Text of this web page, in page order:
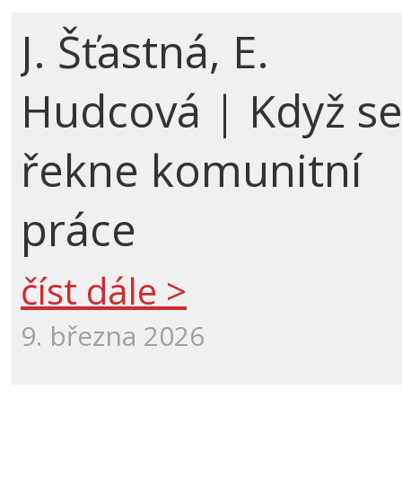
J. Šťastná, E.
Hudcová | Když se
řekne komunitní
práce
číst dále >
9. března 2026